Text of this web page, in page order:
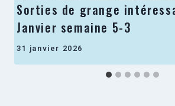
Sorties de grange
Janvier semaine 5-3
31 janvier 2026